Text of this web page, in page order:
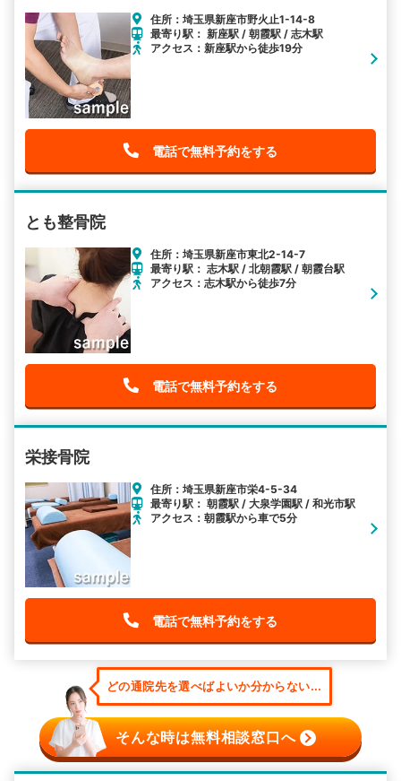
住所：埼玉県新座市野火止1-14-8
最寄り駅： 新座駅 / 朝霞駅 / 志木駅
アクセス：新座駅から徒歩19分
電話で無料予約をする
とも整骨院
住所：埼玉県新座市東北2-14-7
最寄り駅： 志木駅 / 北朝霞駅 / 朝霞台駅
アクセス：志木駅から徒歩7分
電話で無料予約をする
栄接骨院
住所：埼玉県新座市栄4-5-34
最寄り駅： 朝霞駅 / 大泉学園駅 / 和光市駅
アクセス：朝霞駅から車で5分
電話で無料予約をする
どの通院先を選べばよいか分からない...
そんな時は無料相談窓口へ